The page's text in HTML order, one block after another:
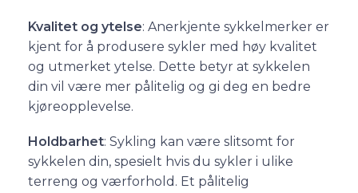
Kvalitet og ytelse: Anerkjente sykkelmerker er
kjent for å produsere sykler med høy kvalitet
og utmerket ytelse. Dette betyr at sykkelen
din vil være mer pålitelig og gi deg en bedre
kjøreopplevelse.
Holdbarhet: Sykling kan være slitsomt for
sykkelen din, spesielt hvis du sykler i ulike
terreng og værforhold. Et pålitelig